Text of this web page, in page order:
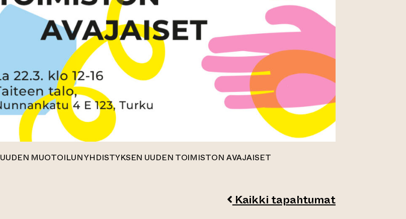
UUDEN MUOTOILUN YHDISTYKSEN UUDEN TOIMISTON AVAJAISET
Kaikki tapahtumat